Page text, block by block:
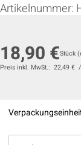
Artikelnummer:
18,90 €Stück
Preis inkl. MwSt.: 22,49 € /